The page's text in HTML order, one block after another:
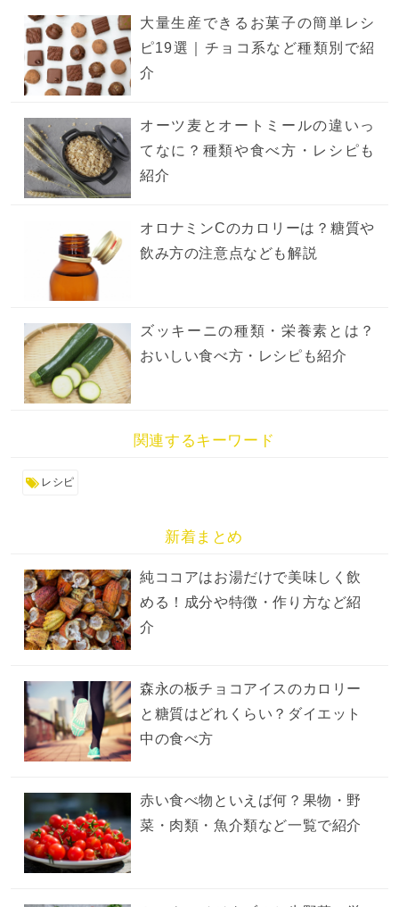
大量生産できるお菓子の簡単レシ
ピ19選｜チョコ系など種類別で紹
介
オーツ麦とオートミールの違いっ
てなに？種類や食べ方・レシピも
紹介
オロナミンCのカロリーは？糖質や
飲み方の注意点なども解説
ズッキーニの種類・栄養素とは？
おいしい食べ方・レシピも紹介
関連するキーワード
レシピ
新着まとめ
純ココアはお湯だけで美味しく飲
める！成分や特徴・作り方など紹
介
森永の板チョコアイスのカロリー
と糖質はどれくらい？ダイエット
中の食べ方
赤い食べ物といえば何？果物・野
菜・肉類・魚介類など一覧で紹介